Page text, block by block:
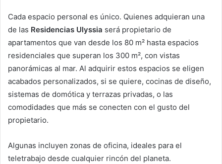
Cada espacio personal es único. Quienes adquieran una
de las Residencias Ulyssia será propietario de
apartamentos que van desde los 80 m² hasta espacios
residenciales que superan los 300 m², con vistas
panorámicas al mar. Al adquirir estos espacios se eligen
acabados personalizados, si se quiere, cocinas de diseño,
sistemas de domótica y terrazas privadas, o las
comodidades que más se conecten con el gusto del
propietario.
Algunas incluyen zonas de oficina, ideales para el
teletrabajo desde cualquier rincón del planeta.